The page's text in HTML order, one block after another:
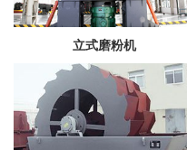
立式磨粉机